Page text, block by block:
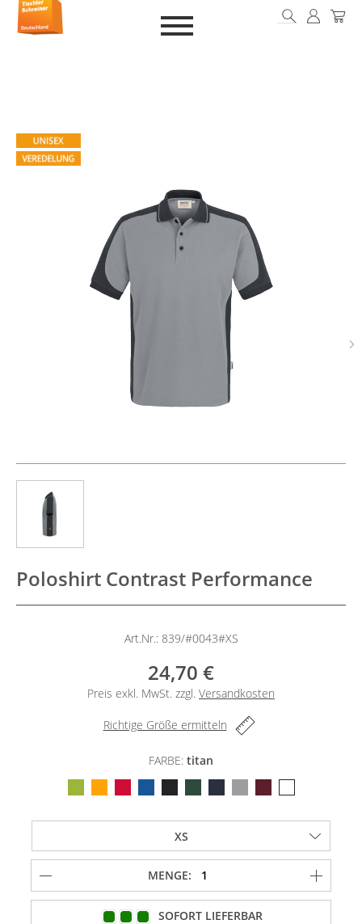
Poloshirt Contrast Performance
Art.Nr.: 839/#0043#XS
24,70 €
Preis exkl. MwSt. zzgl. Versandkosten
Richtige Größe ermitteln
FARBE: titan
MENGE:
SOFORT LIEFERBAR